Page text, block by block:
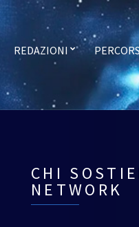
REDAZIONI
CHI
NETWORK